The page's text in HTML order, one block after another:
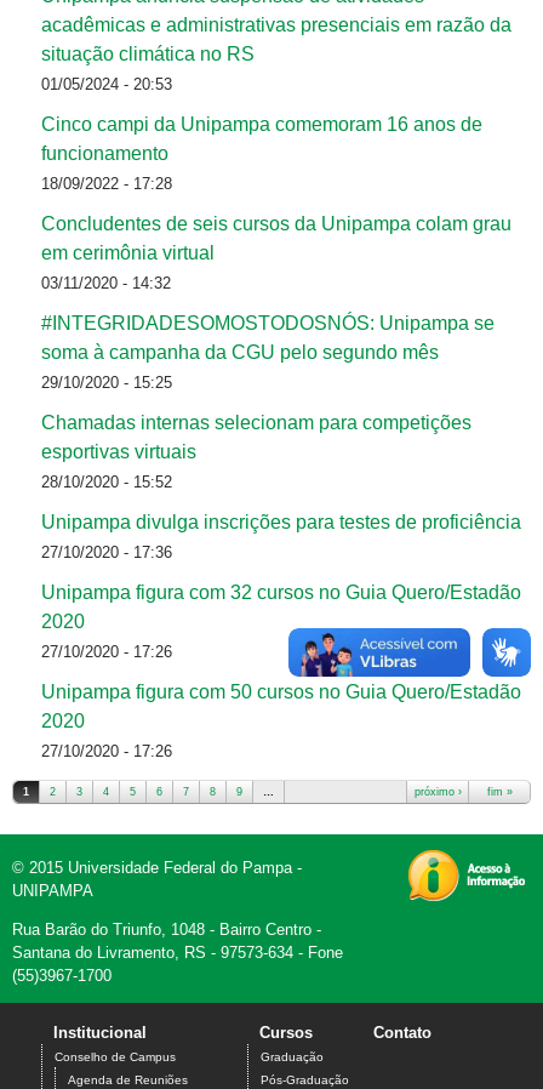
acadêmicas e administrativas presenciais em razão da
situação climática no RS
01/05/2024 - 20:53
Cinco campi da Unipampa comemoram 16 anos de
funcionamento
18/09/2022 - 17:28
Concludentes de seis cursos da Unipampa colam grau
em cerimônia virtual
03/11/2020 - 14:32
#INTEGRIDADESOMOSTODOSNÓS: Unipampa se
soma à campanha da CGU pelo segundo mês
29/10/2020 - 15:25
Chamadas internas selecionam para competições
esportivas virtuais
28/10/2020 - 15:52
Unipampa divulga inscrições para testes de proficiência
27/10/2020 - 17:36
Unipampa figura com 32 cursos no Guia Quero/Estadão
2020
27/10/2020 - 17:26
Unipampa figura com 50 cursos no Guia Quero/Estadão
2020
27/10/2020 - 17:26
1 2 3 4 5 6 7 8 9 … próximo › fim »
© 2015 Universidade Federal do Pampa -
UNIPAMPA
Rua Barão do Triunfo, 1048 - Bairro Centro -
Santana do Livramento, RS - 97573-634 - Fone
(55)3967-1700
Institucional
Conselho de Campus
Agenda de Reuniões
Cursos
Graduação
Pós-Graduação
Contato